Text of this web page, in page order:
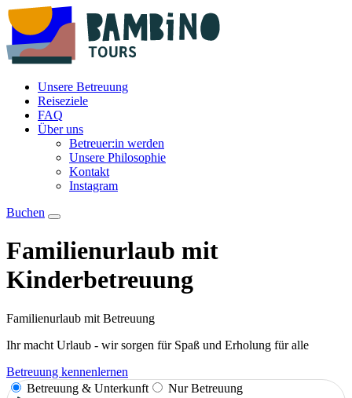
Unsere Betreuung
Reiseziele
FAQ
Über uns
Betreuer:in werden
Unsere Philosophie
Kontakt
Instagram
Buchen
Familienurlaub mit
Kinderbetreuung
Familienurlaub mit Betreuung
Ihr macht Urlaub - wir sorgen für Spaß und Erholung für alle
Betreuung kennenlernen
Betreuung & Unterkunft
Nur Betreuung